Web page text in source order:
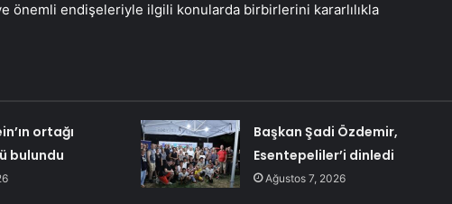
önemli endişeleriyle ilgili konularda birbirlerini kararlılıkla
ortağı
bulundu
Başkan Şadi Özdemir,
Esentepeliler’i dinledi
Ağustos 7, 2026